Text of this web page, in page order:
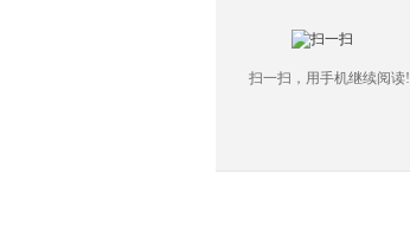
扫一扫，用手机继续阅读!